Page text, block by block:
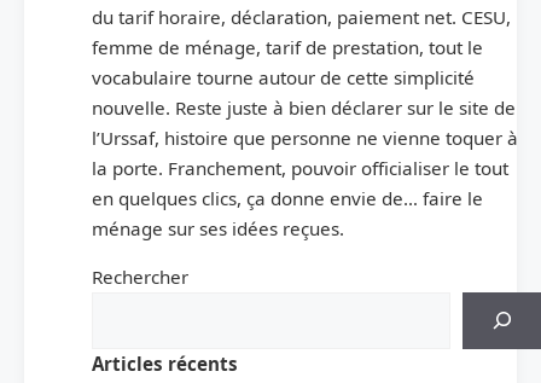
du tarif horaire, déclaration, paiement net. CESU,
femme de ménage, tarif de prestation, tout le
vocabulaire tourne autour de cette simplicité
nouvelle. Reste juste à bien déclarer sur le site de
l’Urssaf, histoire que personne ne vienne toquer à
la porte. Franchement, pouvoir officialiser le tout
en quelques clics, ça donne envie de… faire le
ménage sur ses idées reçues.
Rechercher
Articles récents